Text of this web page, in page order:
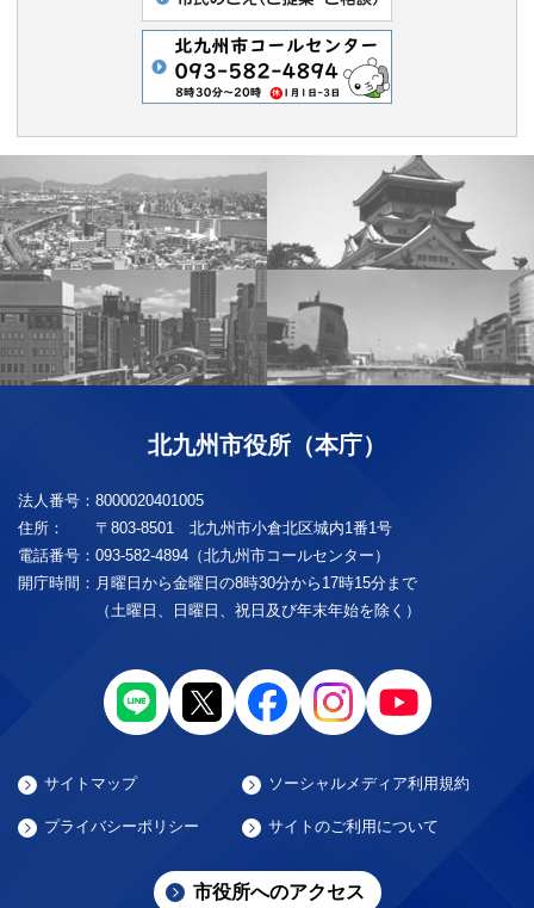
北九州市役所（本庁）
法人番号： 8000020401005
住所：
〒803-8501 北九州市小倉北区城内1番1号
電話番号： 093-582-4894（北九州市コールセンター）
開庁時間： 月曜日から金曜日の8時30分から17時15分まで
（土曜日、日曜日、祝日及び年末年始を除く）
サイトマップ ソーシャルメディア利用規約
プライバシーポリシー サイトのご利用について
市役所へのアクセス